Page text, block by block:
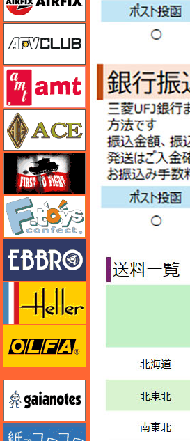
エース
エレール